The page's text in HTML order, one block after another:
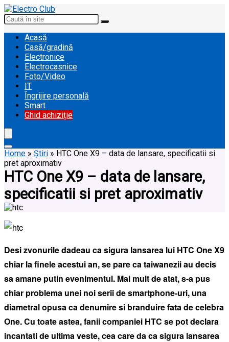
Acasă
Casă/gradină
Electronice
Electrocasnice
Foto/Video
IT
Îngrijire personală
Smart
Ghid achiziție
Home » Știri » HTC One X9 – data de lansare, specificatii si
pret aproximativ
HTC One X9 – data de lansare,
specificatii si pret aproximativ
Desi zvonurile dadeau ca sigura lansarea lui HTC One X9
chiar la finele acestui an, se pare ca taiwanezii au decis
sa amane putin evenimentul. Mai mult de atat, s-a pus
chiar problema unei noi serii de smartphone-uri, una
diametral opusa ca denumire si branduire fata de celebra
One. Cu toate astea, fanii companiei HTC se pot declara
incantati de ultima veste, cea care da ca sigura lansarea